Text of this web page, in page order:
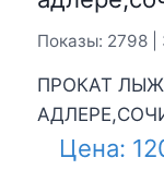
Показы: 2798 |
ПРОКАТ
Цена: